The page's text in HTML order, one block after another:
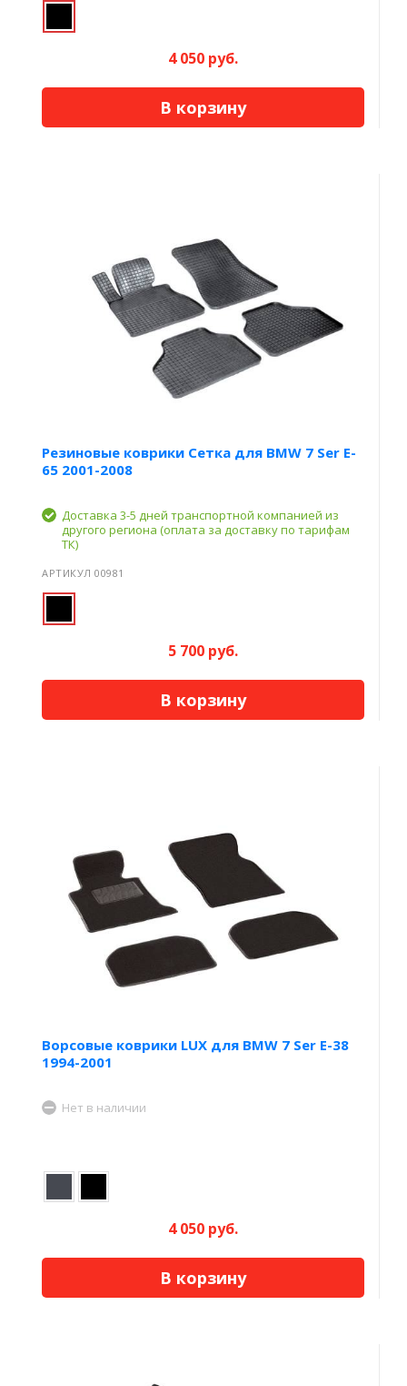
4 050 руб.
В корзину
Резиновые коврики Сетка для BMW 7 Ser E-
65 2001-2008
Доставка 3-5 дней транспортной компанией из
другого региона (оплата за доставку по тарифам
ТК)
АРТИКУЛ 00981
5 700 руб.
В корзину
Ворсовые коврики LUX для BMW 7 Ser E-38
1994-2001
Нет в наличии
4 050 руб.
В корзину